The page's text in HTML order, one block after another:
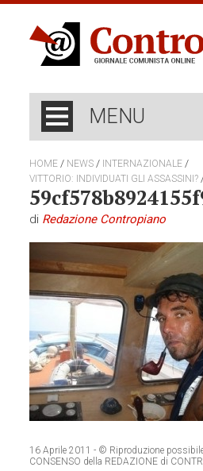
MENU
HOME / NEWS / INTERNAZIONALE /
VITTORIO: INDIVIDUATI GLI ASSASSINI?
di Redazione Contropiano
16 Aprile 2011 - © Riproduzione possibile
CONSENSO della REDAZIONE di